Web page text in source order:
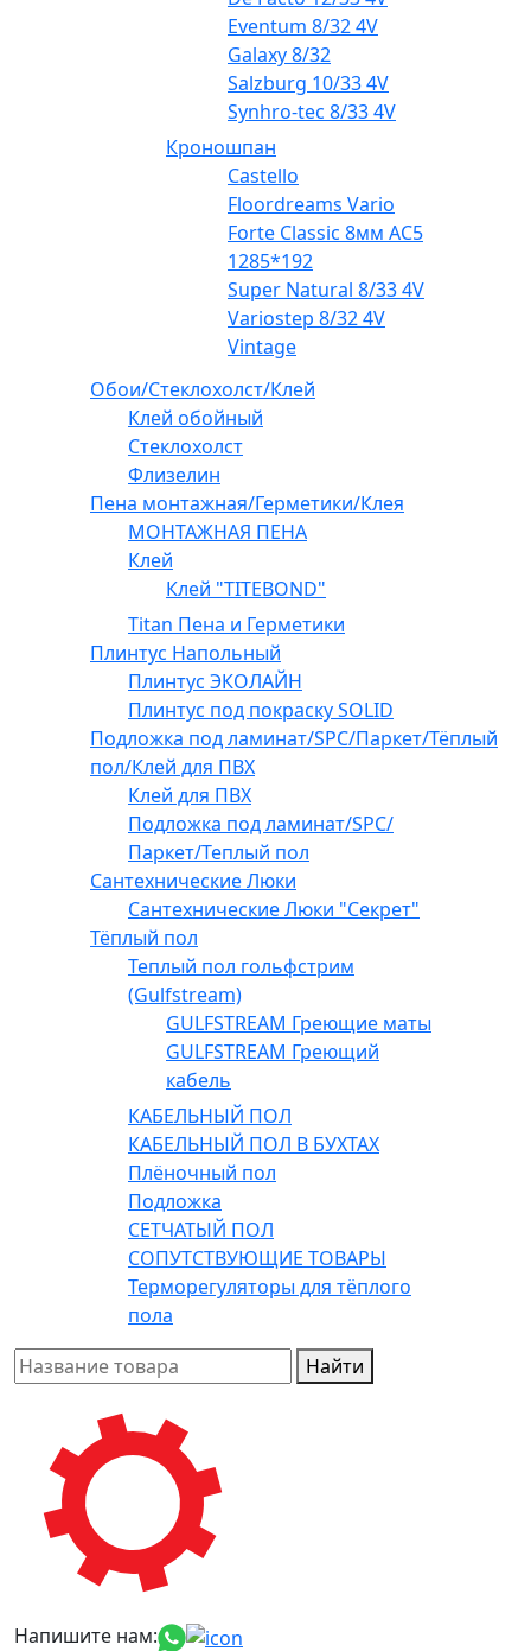
Eventum 8/32 4V
Galaxy 8/32
Salzburg 10/33 4V
Synhro-tec 8/33 4V
Кроношпан
Castello
Floordreams Vario
Forte Classic 8мм AC5
1285*192
Super Natural 8/33 4V
Variostep 8/32 4V
Vintage
Обои/Стеклохолст/Клей
Клей обойный
Стеклохолст
Флизелин
Пена монтажная/Герметики/Клея
МОНТАЖНАЯ ПЕНА
Клей
Клей "TITEBOND"
Titan Пена и Герметики
Плинтус Напольный
Плинтус ЭКОЛАЙН
Плинтус под покраску SOLID
Подложка под ламинат/SPC/Паркет/Тёплый
пол/Клей для ПВХ
Клей для ПВХ
Подложка под ламинат/SPC/
Паркет/Теплый пол
Сантехнические Люки
Сантехнические Люки "Секрет"
Тёплый пол
Теплый пол гольфстрим
(Gulfstream)
GULFSTREAM Греющие маты
GULFSTREAM Греющий
кабель
КАБЕЛЬНЫЙ ПОЛ
КАБЕЛЬНЫЙ ПОЛ В БУХТАХ
Плёночный пол
Подложка
СЕТЧАТЫЙ ПОЛ
СОПУТСТВУЮЩИЕ ТОВАРЫ
Терморегуляторы для тёплого
пола
Найти
Напишите нам: